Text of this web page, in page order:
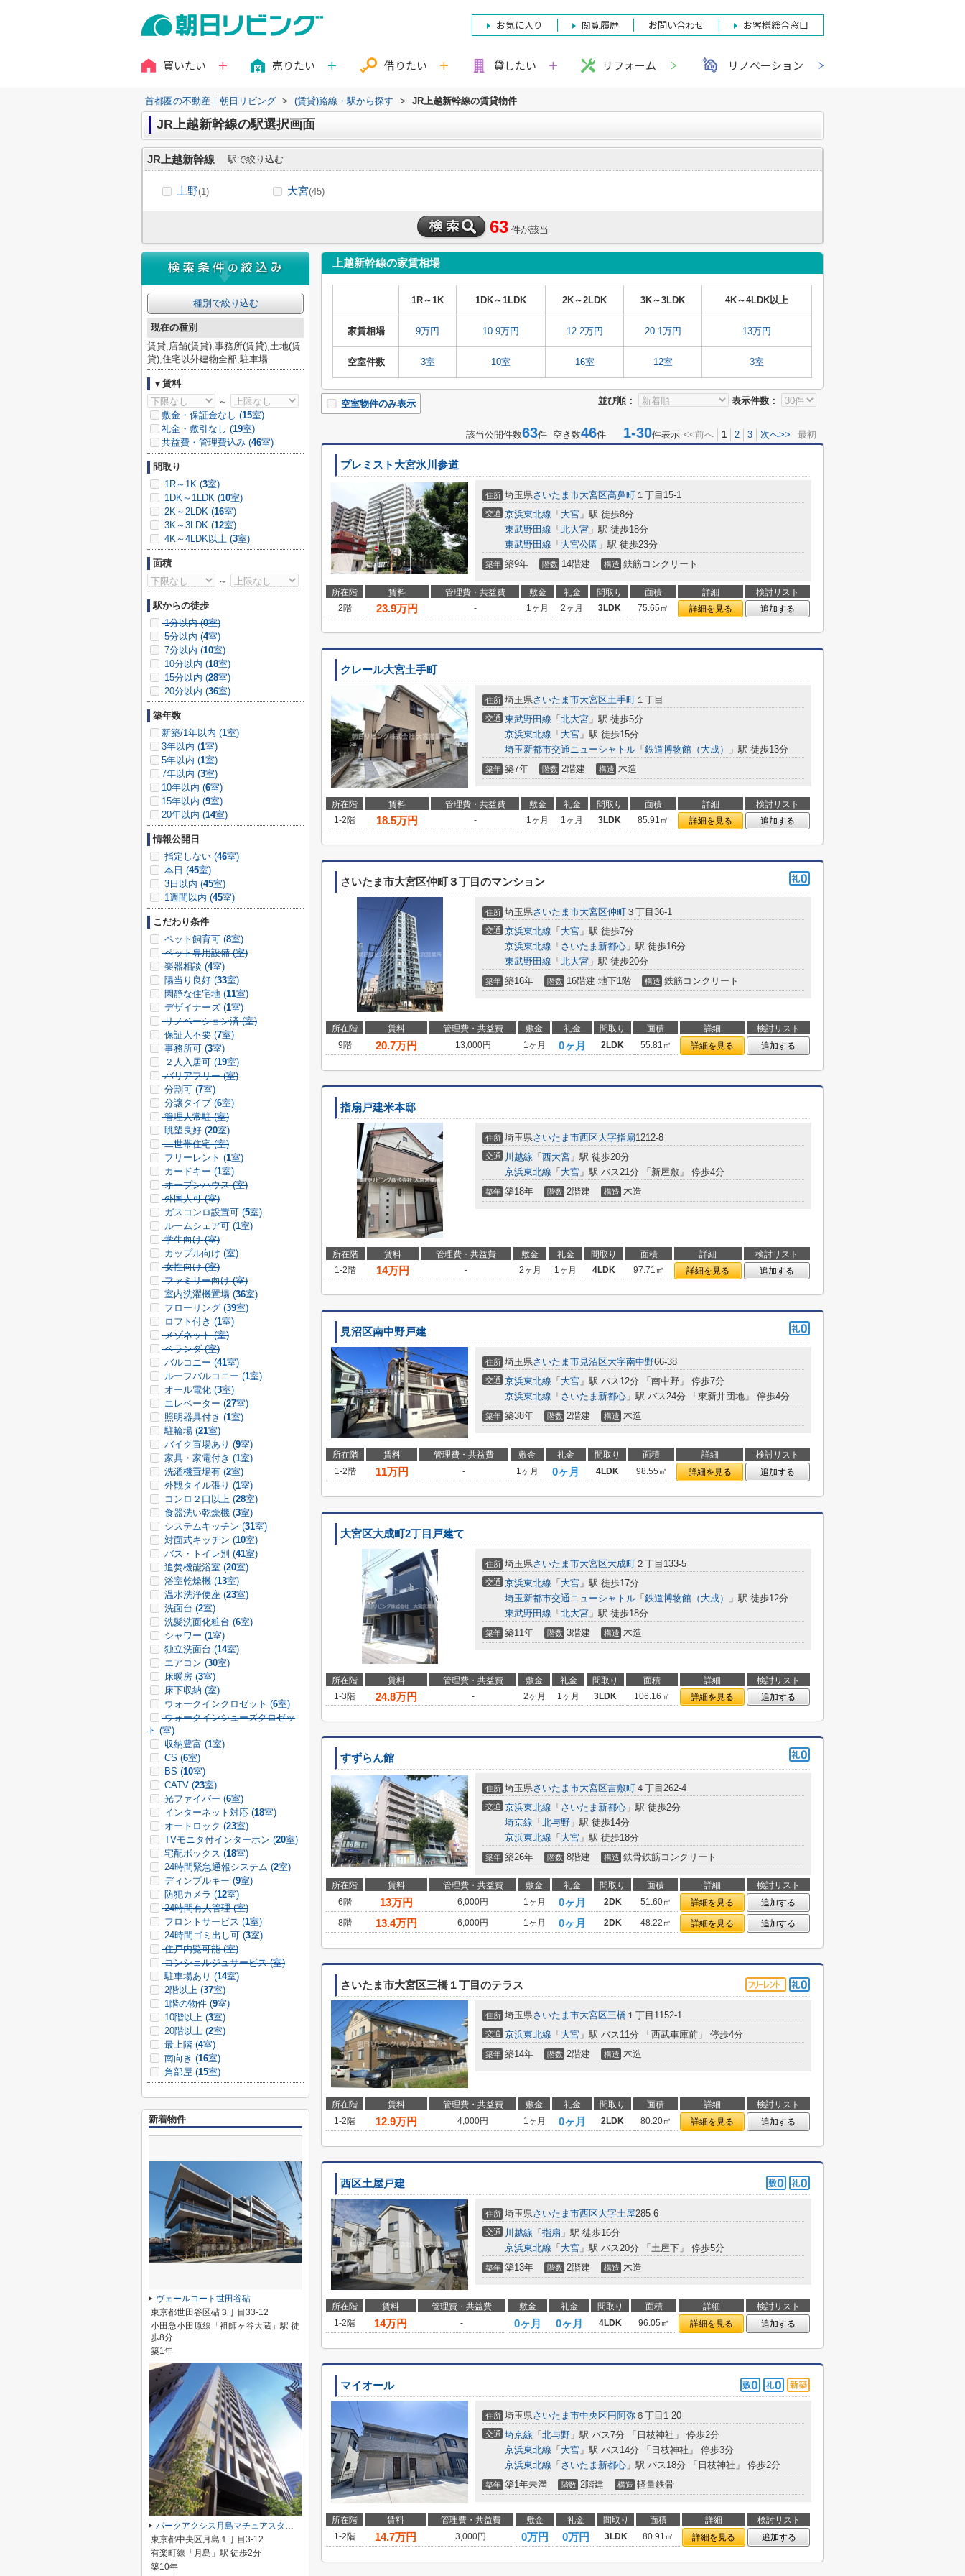
お気に入り 閲覧履歴 お問い合わせ お客様総合窓口
買いたい 売りたい 借りたい 貸したい リフォーム リノベーション
首都圏の不動産｜朝日リビング > (賃貸)路線・駅から探す > JR上越新幹線の賃貸物件
JR上越新幹線の駅選択画面
JR上越新幹線 駅で絞り込む
上野(1) 大宮(45)
63 件が該当
上越新幹線の家賃相場
1R～1K 1DK～1LDK 2K～2LDK 3K～3LDK 4K～4LDK以上
家賃相場 9万円 10.9万円 12.2万円 20.1万円 13万円
空室件数 3室 10室 16室 12室 3室
並び順： 表示件数：
空室物件のみ表示
該当公開件数63件 空き数46件 1-30件表示 <<前へ 1 2 3 次へ>> 最初
プレミスト大宮氷川参道
住所 埼玉県さいたま市大宮区高鼻町 １丁目15-1
交通 京浜東北線 「 大宮 」駅 徒歩8分
東武野田線 「 北大宮 」駅 徒歩18分
東武野田線 「 大宮公園 」駅 徒歩23分
築年 築9年 階数 14階建 構造 鉄筋コンクリート
所在階 賃料 管理費・共益費 敷金 礼金 間取り 面積 詳細
検討リスト
2階
23.9万円 - 1ヶ月 2ヶ月 3LDK 75.65㎡ 詳細を見る 追加する
クレール大宮土手町
住所 埼玉県さいたま市大宮区土手町 １丁目
交通 東武野田線 「 北大宮 」駅 徒歩5分
京浜東北線 「 大宮 」駅 徒歩15分
埼玉新都市交通ニューシャトル 「 鉄道博物館（大成） 」駅 徒歩13分
築年 築7年 階数 2階建 構造 木造
所在階 賃料 管理費・共益費 敷金 礼金 間取り 面積 詳細
検討リスト
1-2階
18.5万円 - 1ヶ月 1ヶ月 3LDK 85.91㎡ 詳細を見る 追加する
さいたま市大宮区仲町３丁目のマンション
住所 埼玉県さいたま市大宮区仲町 ３丁目36‐1
交通 京浜東北線 「 大宮 」駅 徒歩7分
京浜東北線 「 さいたま新都心 」駅 徒歩16分
東武野田線 「 北大宮 」駅 徒歩20分
築年 築16年 階数 16階建 地下1階 構造 鉄筋コンクリート
所在階 賃料 管理費・共益費 敷金 礼金 間取り 面積 詳細
検討リスト
9階
20.7万円 13,000円 1ヶ月 0ヶ月 2LDK 55.81㎡ 詳細を見る 追加する
指扇戸建米本邸
住所 埼玉県さいたま市西区大字指扇1212-8
交通 川越線 「 西大宮 」駅 徒歩20分
京浜東北線 「 大宮 」駅 バス21分 「新屋敷」 停歩4分
築年 築18年 階数 2階建 構造 木造
所在階 賃料 管理費・共益費 敷金 礼金 間取り 面積 詳細
検討リスト
1-2階
14万円 - 2ヶ月 1ヶ月 4LDK 97.71㎡ 詳細を見る 追加する
見沼区南中野戸建
住所 埼玉県さいたま市見沼区大字南中野66-38
交通 京浜東北線 「 大宮 」駅 バス12分 「南中野」 停歩7分
京浜東北線 「 さいたま新都心 」駅 バス24分 「東新井団地」 停歩4分
築年 築38年 階数 2階建 構造 木造
所在階 賃料 管理費・共益費 敷金 礼金 間取り 面積 詳細
検討リスト
1-2階
11万円 - 1ヶ月 0ヶ月 4LDK 98.55㎡ 詳細を見る 追加する
大宮区大成町2丁目戸建て
住所 埼玉県さいたま市大宮区大成町 ２丁目133-5
交通 京浜東北線 「 大宮 」駅 徒歩17分
埼玉新都市交通ニューシャトル 「 鉄道博物館（大成）
」駅 徒歩12分
東武野田線 「 北大宮 」駅 徒歩18分
築年 築11年 階数 3階建 構造 木造
所在階 賃料 管理費・共益費 敷金 礼金 間取り 面積 詳細
検討リスト
1-3階
24.8万円 - 2ヶ月 1ヶ月 3LDK 106.16㎡ 詳細を見る 追加する
すずらん館
住所 埼玉県さいたま市大宮区吉敷町 ４丁目262-4
交通 京浜東北線 「 さいたま新都心 」駅 徒歩2分
埼京線 「 北与野 」駅 徒歩14分
京浜東北線 「 大宮 」駅 徒歩18分
築年 築26年 階数 8階建 構造 鉄骨鉄筋コンクリート
所在階 賃料 管理費・共益費 敷金 礼金 間取り 面積 詳細
検討リスト
6階
13万円 6,000円 1ヶ月 0ヶ月 2DK 51.60㎡ 詳細を見る
追加する
8階
13.4万円 6,000円 1ヶ月 0ヶ月 2DK 48.22㎡ 詳細を見る 追加する
さいたま市大宮区三橋１丁目のテラス
住所 埼玉県さいたま市大宮区三橋 １丁目1152-1
交通 京浜東北線 「 大宮 」駅 バス11分 「西武車庫前」 停歩4分
築年 築14年 階数 2階建 構造 木造
所在階 賃料 管理費・共益費 敷金 礼金 間取り 面積 詳細
検討リスト
1-2階
12.9万円 4,000円 1ヶ月 0ヶ月 2LDK 80.20㎡ 詳細を見る 追加する
西区土屋戸建
住所 埼玉県さいたま市西区大字土屋285-6
交通 川越線 「 指扇 」駅 徒歩16分
京浜東北線 「 大宮 」駅 バス20分 「土屋下」 停歩5分
築年 築13年 階数 2階建 構造 木造
所在階 賃料 管理費・共益費 敷金 礼金 間取り 面積 詳細
検討リスト
1-2階
14万円 - 0ヶ月 0ヶ月 4LDK 96.05㎡ 詳細を見る 追加する
マイオール
住所 埼玉県さいたま市中央区円阿弥 ６丁目1-20
交通 埼京線 「 北与野 」駅 バス7分 「日枝神社」 停歩2分
京浜東北線 「 大宮 」駅 バス14分 「日枝神社」 停歩3分
京浜東北線 「 さいたま新都心 」駅 バス18分 「日枝神社」 停歩2分
築年 築1年未満 階数 2階建 構造 軽量鉄骨
所在階 賃料 管理費・共益費 敷金 礼金 間取り 面積 詳細
検討リスト
1-2階
14.7万円 3,000円 0万円 0万円 3LDK 80.91㎡ 詳細を見る 追加する
種別で絞り込む
現在の種別
賃貸,店舗(賃貸),事務所(賃貸),土地(賃
貸),住宅以外建物全部,駐車場
▼賃料
～
敷金・保証金なし (15室)
礼金・敷引なし (19室)
共益費・管理費込み (46室)
間取り
1R～1K (3室)
1DK～1LDK (10室)
2K～2LDK (16室)
3K～3LDK (12室)
4K～4LDK以上 (3室)
面積
～
駅からの徒歩
1分以内 (0室)
5分以内 (4室)
7分以内 (10室)
10分以内 (18室)
15分以内 (28室)
20分以内 (36室)
築年数
新築/1年以内 (1室)
3年以内 (1室)
5年以内 (1室)
7年以内 (3室)
10年以内 (6室)
15年以内 (9室)
20年以内 (14室)
情報公開日
指定しない (46室)
本日 (45室)
3日以内 (45室)
1週間以内 (45室)
こだわり条件
ペット飼育可 (8室)
ペット専用設備 (室)
楽器相談 (4室)
陽当り良好 (33室)
閑静な住宅地 (11室)
デザイナーズ (1室)
リノベーション済 (室)
保証人不要 (7室)
事務所可 (3室)
２人入居可 (19室)
バリアフリー (室)
分割可 (7室)
分譲タイプ (6室)
管理人常駐 (室)
眺望良好 (20室)
二世帯住宅 (室)
フリーレント (1室)
カードキー (1室)
オープンハウス (室)
外国人可 (室)
ガスコンロ設置可 (5室)
ルームシェア可 (1室)
学生向け (室)
カップル向け (室)
女性向け (室)
ファミリー向け (室)
室内洗濯機置場 (36室)
フローリング (39室)
ロフト付き (1室)
メゾネット (室)
ベランダ (室)
バルコニー (41室)
ルーフバルコニー (1室)
オール電化 (3室)
エレベーター (27室)
照明器具付き (1室)
駐輪場 (21室)
バイク置場あり (9室)
家具・家電付き (1室)
洗濯機置場有 (2室)
外観タイル張り (1室)
コンロ２口以上 (28室)
食器洗い乾燥機 (3室)
システムキッチン (31室)
対面式キッチン (10室)
バス・トイレ別 (41室)
追焚機能浴室 (20室)
浴室乾燥機 (13室)
温水洗浄便座 (23室)
洗面台 (2室)
洗髪洗面化粧台 (6室)
シャワー (1室)
独立洗面台 (14室)
エアコン (30室)
床暖房 (3室)
床下収納 (室)
ウォークインクロゼット (6室)
ウォークインシューズクロゼッ
ト (室)
収納豊富 (1室)
CS (6室)
BS (10室)
CATV (23室)
光ファイバー (6室)
インターネット対応 (18室)
オートロック (23室)
TVモニタ付インターホン (20室)
宅配ボックス (18室)
24時間緊急通報システム (2室)
ディンプルキー (9室)
防犯カメラ (12室)
24時間有人管理 (室)
フロントサービス (1室)
24時間ゴミ出し可 (3室)
住戸内覧可能 (室)
コンシェルジュサービス (室)
駐車場あり (14室)
2階以上 (37室)
1階の物件 (9室)
10階以上 (3室)
20階以上 (2室)
最上階 (4室)
南向き (16室)
角部屋 (15室)
新着物件
ヴェールコート世田谷砧
東京都世田谷区砧３丁目33-12
小田急小田原線「祖師ヶ谷大蔵」駅 徒
歩8分
築1年
パークアクシス月島マチュアスタイル
東京都中央区月島１丁目3-12
有楽町線「月島」駅 徒歩2分
築10年